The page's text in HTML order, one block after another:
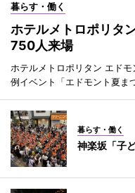
暮らす・働く
ホテルメトロポリタ
750人来場
ホテルメトロポリタン エド
例イベント「エドモント夏ま
暮らす・働く
神楽坂「子